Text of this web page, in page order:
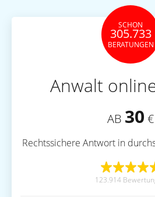
SCHON
305.733
BERATUNGEN
Anwalt
AB 30 €
Rechtssichere Antwort in
123.914